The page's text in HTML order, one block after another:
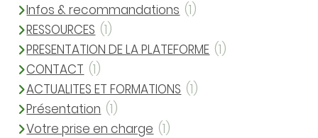
Infos & recommandations (1)
RESSOURCES (1)
PRESENTATION DE LA PLATEFORME (1)
CONTACT (1)
ACTUALITES ET FORMATIONS (1)
Présentation (1)
Votre prise en charge (1)